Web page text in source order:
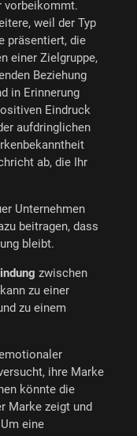
vorbeikommt.
weil der Typ
präsentiert, die
einer Zielgruppe,
Beziehung
in Erinnerung
Eindruck
aufdringlichen
ab, die Ihr
Unternehmen
beitragen, dass
bleibt.
zwischen
zu einer
zu einem
ihre Marke
könnte die
Marke zeigt und
eine